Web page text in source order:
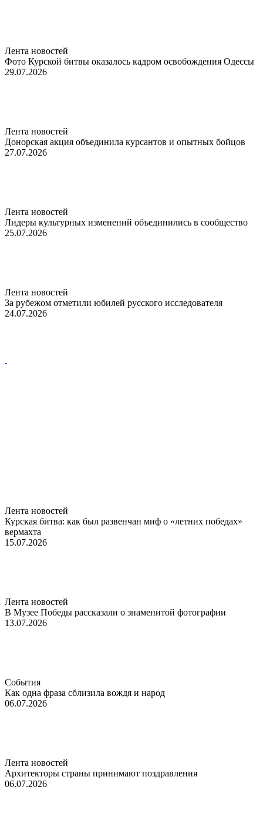
Лента новостей
Фото Курской битвы оказалось кадром освобождения Одессы
29.07.2026
Лента новостей
Донорская акция объединила курсантов и опытных бойцов
27.07.2026
Лента новостей
Лидеры культурных изменений объединились в сообщество
25.07.2026
Лента новостей
За рубежом отметили юбилей русского исследователя
24.07.2026
Лента новостей
Курская битва: как был развенчан миф о «летних победах»
вермахта
15.07.2026
Лента новостей
В Музее Победы рассказали о знаменитой фотографии
13.07.2026
События
Как одна фраза сблизила вождя и народ
06.07.2026
Лента новостей
Архитекторы страны принимают поздравления
06.07.2026